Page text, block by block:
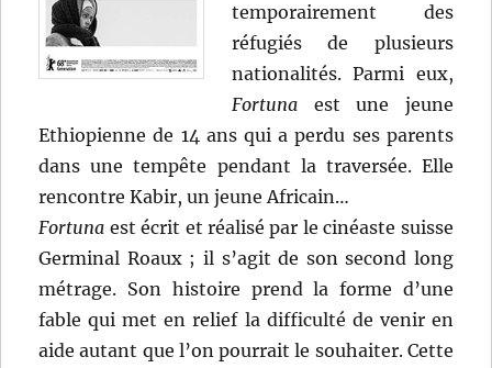
temporairement des
réfugiés de plusieurs
nationalités. Parmi eux,
Fortuna est une jeune
Ethiopienne de 14 ans qui a perdu ses parents
dans une tempête pendant la traversée. Elle
rencontre Kabir, un jeune Africain…
Fortuna est écrit et réalisé par le cinéaste suisse
Germinal Roaux ; il s’agit de son second long
métrage. Son histoire prend la forme d’une
fable qui met en relief la difficulté de venir en
aide autant que l’on pourrait le souhaiter. Cette